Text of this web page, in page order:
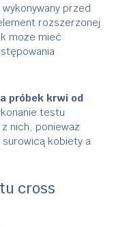
przed
rozszerzonej
może mieć
próbek krwi od
testu
nich, ponieważ
kobiety a
cross